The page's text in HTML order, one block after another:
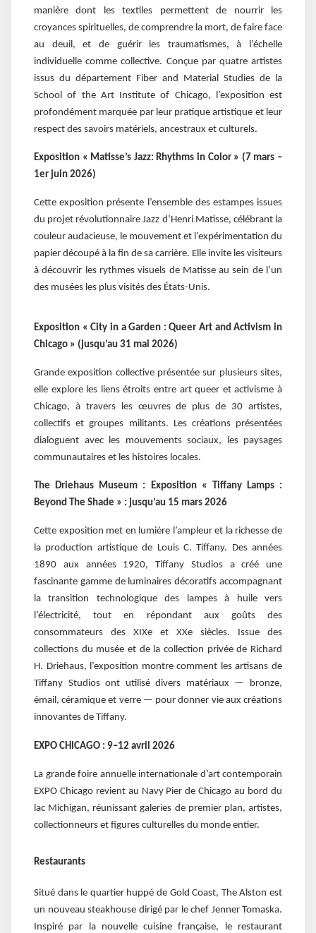
manière dont les textiles permettent de nourrir les
croyances spirituelles, de comprendre la mort, de faire face
au deuil, et de guérir les traumatismes, à l’échelle
individuelle comme collective. Conçue par quatre artistes
issus du département Fiber and Material Studies de la
School of the Art Institute of Chicago, l’exposition est
profondément marquée par leur pratique artistique et leur
respect des savoirs matériels, ancestraux et culturels.
Exposition « Matisse’s Jazz: Rhythms in Color » (7 mars –
1er juin 2026)
Cette exposition présente l’ensemble des estampes issues
du projet révolutionnaire Jazz d’Henri Matisse, célébrant la
couleur audacieuse, le mouvement et l’expérimentation du
papier découpé à la fin de sa carrière. Elle invite les visiteurs
à découvrir les rythmes visuels de Matisse au sein de l’un
des musées les plus visités des États-Unis.
Exposition « City in a Garden : Queer Art and Activism in
Chicago » (jusqu’au 31 mai 2026)
Grande exposition collective présentée sur plusieurs sites,
elle explore les liens étroits entre art queer et activisme à
Chicago, à travers les œuvres de plus de 30 artistes,
collectifs et groupes militants. Les créations présentées
dialoguent avec les mouvements sociaux, les paysages
communautaires et les histoires locales.
The Driehaus Museum : Exposition « Tiffany Lamps :
Beyond The Shade » : jusqu’au 15 mars 2026
Cette exposition met en lumière l’ampleur et la richesse de
la production artistique de Louis C. Tiffany. Des années
1890 aux années 1920, Tiffany Studios a créé une
fascinante gamme de luminaires décoratifs accompagnant
la transition technologique des lampes à huile vers
l’électricité, tout en répondant aux goûts des
consommateurs des XIXe et XXe siècles. Issue des
collections du musée et de la collection privée de Richard
H. Driehaus, l’exposition montre comment les artisans de
Tiffany Studios ont utilisé divers matériaux — bronze,
émail, céramique et verre — pour donner vie aux créations
innovantes de Tiffany.
EXPO CHICAGO : 9–12 avril 2026
La grande foire annuelle internationale d’art contemporain
EXPO Chicago revient au Navy Pier de Chicago au bord du
lac Michigan, réunissant galeries de premier plan, artistes,
collectionneurs et figures culturelles du monde entier.
Restaurants
Situé dans le quartier huppé de Gold Coast, The Alston est
un nouveau steakhouse dirigé par le chef Jenner Tomaska.
Inspiré par la nouvelle cuisine française, le restaurant